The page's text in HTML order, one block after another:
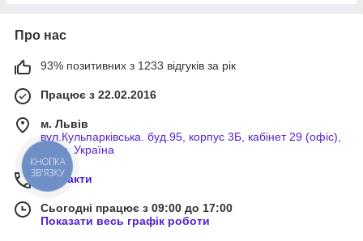
Про нас
93% позитивних з 1233 відгуків за рік
Працює з 22.02.2016
м. Львів
вул.Кульпарківська. буд.95, корпус 3Б, кабінет 29 (офіс),
Львів, Україна
Контакти
Сьогодні працює з 09:00 до 17:00
Показати весь графік роботи
КНОПКА
ЗВ'ЯЗКУ